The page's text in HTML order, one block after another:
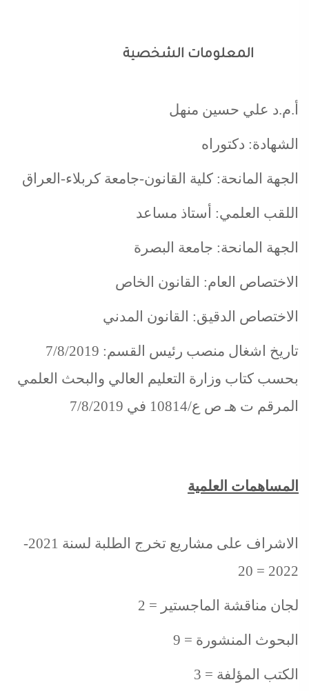
المعلومات الشخصية
أ.م.د علي حسين منهل
الشهادة: دكتوراه
الجهة المانحة: كلية القانون-جامعة كربلاء-العراق
اللقب العلمي: أستاذ مساعد
الجهة المانحة: جامعة البصرة
الاختصاص العام: القانون الخاص
الاختصاص الدقيق: القانون المدني
تاريخ اشغال منصب رئيس القسم: 7/8/2019
بحسب كتاب وزارة التعليم العالي والبحث العلمي
المرقم ت هـ ص ع/10814 في 7/8/2019
المساهمات العلمية
الاشراف على مشاريع تخرج الطلبة لسنة 2021-
2022 = 20
لجان مناقشة الماجستير = 2
البحوث المنشورة = 9
الكتب المؤلفة = 3